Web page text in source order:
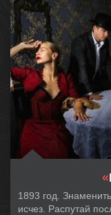
«
1893 год.
исчез. Распутай